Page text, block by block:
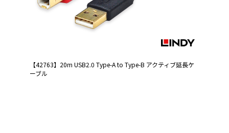
【42763】20m USB2.0 Type-A to Type-B アクティブ延長ケ
ーブル